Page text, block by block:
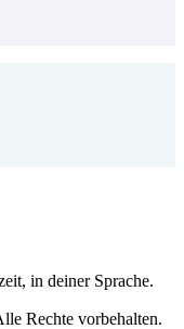
in deiner Sprache.
Rechte vorbehalten.